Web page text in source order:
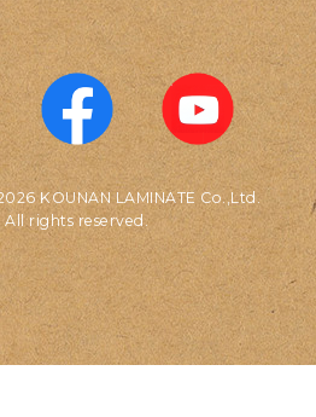
KOUNAN LAMINATE Co.,Ltd.
All rights reserved.